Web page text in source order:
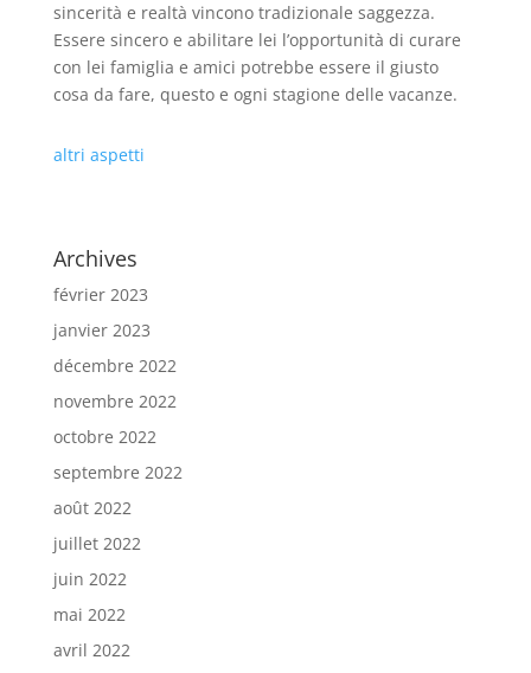
sincerità e realtà vincono tradizionale saggezza.
Essere sincero e abilitare lei l’opportunità di curare
con lei famiglia e amici potrebbe essere il giusto
cosa da fare, questo e ogni stagione delle vacanze.
altri aspetti
Archives
février 2023
janvier 2023
décembre 2022
novembre 2022
octobre 2022
septembre 2022
août 2022
juillet 2022
juin 2022
mai 2022
avril 2022